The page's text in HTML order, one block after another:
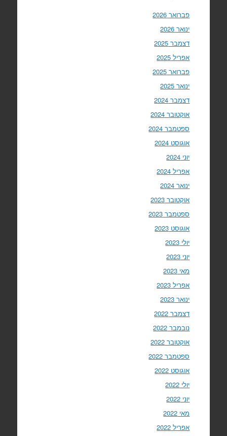
פברואר 2026
ינואר 2026
דצמבר 2025
אפריל 2025
פברואר 2025
ינואר 2025
דצמבר 2024
אוקטובר 2024
ספטמבר 2024
אוגוסט 2024
יוני 2024
אפריל 2024
ינואר 2024
אוקטובר 2023
ספטמבר 2023
אוגוסט 2023
יולי 2023
יוני 2023
מאי 2023
אפריל 2023
ינואר 2023
דצמבר 2022
נובמבר 2022
אוקטובר 2022
ספטמבר 2022
אוגוסט 2022
יולי 2022
יוני 2022
מאי 2022
אפריל 2022